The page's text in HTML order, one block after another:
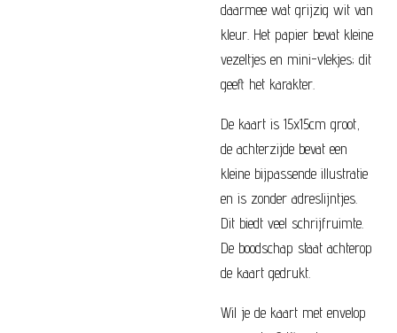
daarmee wat grijzig wit van
kleur. Het papier bevat kleine
vezeltjes en mini-vlekjes; dit
geeft het karakter.
De kaart is 15x15cm groot,
de achterzijde bevat een
kleine bijpassende illustratie
en is zonder adreslijntjes.
Dit biedt veel schrijfruimte.
De boodschap staat achterop
de kaart gedrukt.
Wil je de kaart met envelop